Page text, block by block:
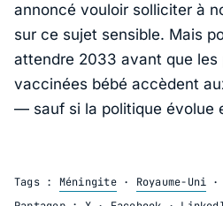
annoncé vouloir solliciter à
sur ce sujet sensible. Mais
attendre 2033 avant que les
vaccinées bébé accèdent
— sauf si la politique évolue
Tags : Méningite· Royaume-Uni ·